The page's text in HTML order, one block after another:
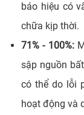
báo hiệu có
chữa kịp thời.
71% - 100%:
sập nguồn
có thể do lỗi
hoạt động và